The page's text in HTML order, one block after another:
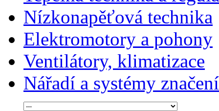
Nízkonapěťová technika
Elektromotory a pohony
Ventilátory, klimatizace
Nářadí a systémy značení